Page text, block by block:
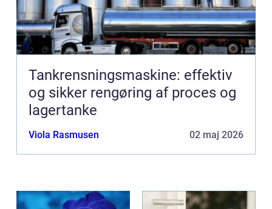
Tankrensningsmaskine: effektiv
og sikker rengøring af proces og
lagertanke
Viola Rasmusen 02 maj 2026